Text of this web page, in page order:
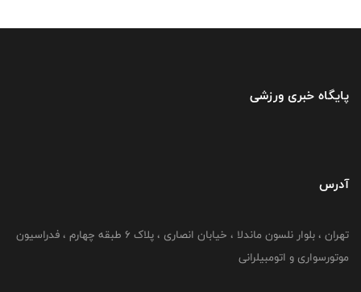
پایگاه خبری ورزشی
آدرس
تهران ، بلوار نلسون ماندلا ، خیابان انصاری ، پلاک ۶ طبقه چهارم ، فدراسیون
موتورسواری و اتومبیلرانی